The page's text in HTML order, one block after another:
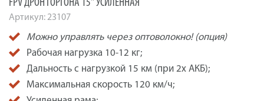
FPV ДРОН ГОРГОНА 15" УСИЛЕННАЯ
Артикул:23107
Можно управлять через оптоволокно! (опция)
Рабочая нагрузка 10-12 кг;
Дальность с нагрузкой 15 км (при 2х АКБ);
Максимальная скорость 120 км/ч;